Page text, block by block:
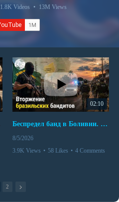
1.8K Videos • 13M Views
02:10
Беспредел банд в Боливии. Расправы над наркоторговцами
8/5/2026
3.9K Views • 58 Likes • 4 Comments
2